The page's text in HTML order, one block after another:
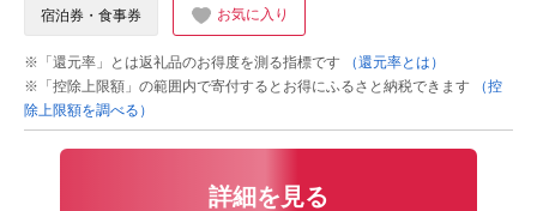
宿泊券・食事券 お気に入り
※「還元率」とは返礼品のお得度を測る指標です
（還元率とは）
※「控除上限額」の範囲内で寄付するとお得にふるさと納税できます
（控
除上限額を調べる）
詳細を見る